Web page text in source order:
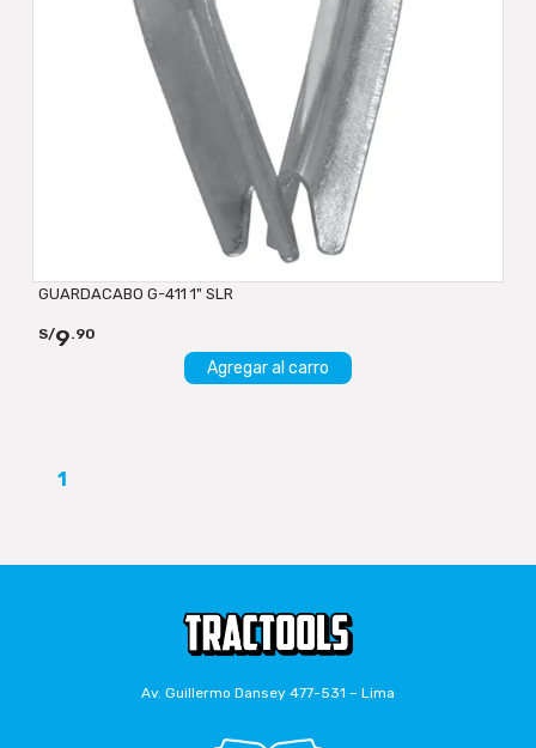
GUARDACABO G-411 1" SLR
S/9.90
Agregar al carro
1
Av. Guillermo Dansey 477-531 – Lima